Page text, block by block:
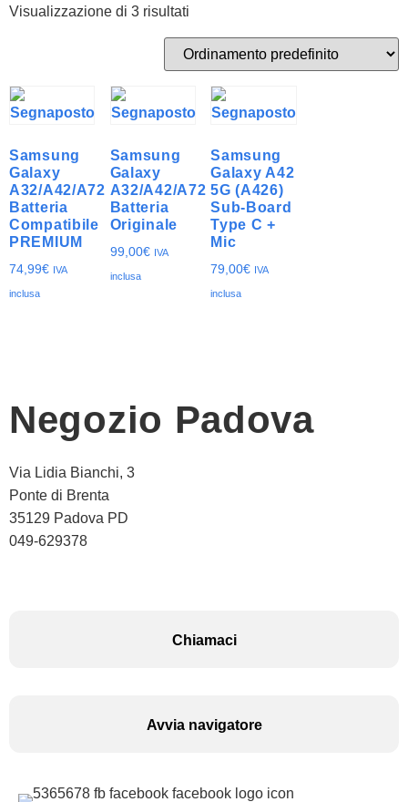
Visualizzazione di 3 risultati
Samsung
Galaxy
A32/A42/A72
Batteria
Compatibile
PREMIUM
74,99€ IVA
inclusa
Samsung
Galaxy
A32/A42/A72
Batteria
Originale
99,00€ IVA
inclusa
Samsung
Galaxy A42
5G (A426)
Sub-Board
Type C +
Mic
79,00€ IVA
inclusa
Negozio Padova
Via Lidia Bianchi, 3
Ponte di Brenta
35129 Padova PD
049-629378
Chiamaci
Avvia navigatore